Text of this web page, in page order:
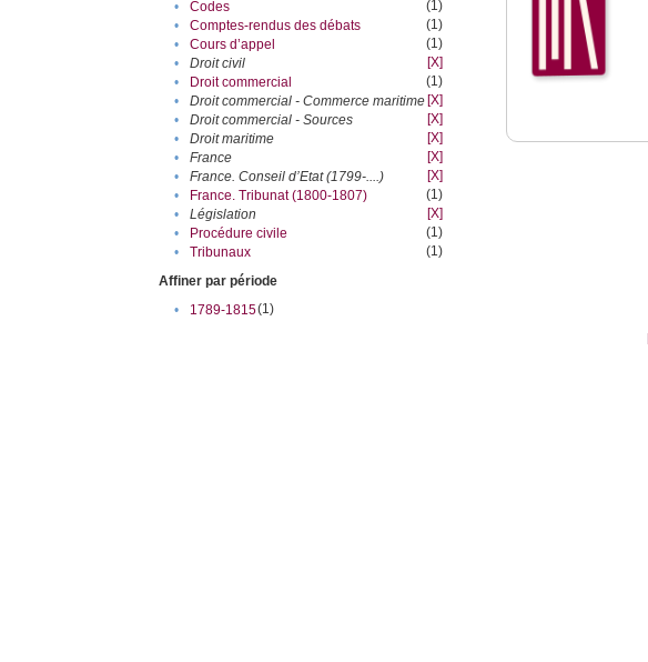
•
Codes
(1)
•
Comptes-rendus des débats
(1)
•
Cours d’appel
(1)
•
Droit civil
[X]
•
Droit commercial
(1)
•
Droit commercial - Commerce maritime [X]
•
Droit commercial - Sources
[X]
•
Droit maritime
[X]
•
France
[X]
•
France. Conseil d’Etat (1799-....)
[X]
•
France. Tribunat (1800-1807)
(1)
•
Législation
[X]
•
Procédure civile
(1)
•
Tribunaux
(1)
Affiner par période
•
1789-1815(1)